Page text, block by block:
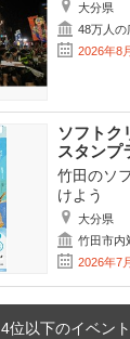
大分県
48万人の
2026年8
ソフトク
スタンプ
竹田のソ
けよう
大分県
竹田市内
2026年7
4位以下のイベン